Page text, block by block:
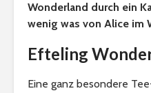
Wonderland durch ein
wenig was von Alice im
Efteling
Eine ganz besondere